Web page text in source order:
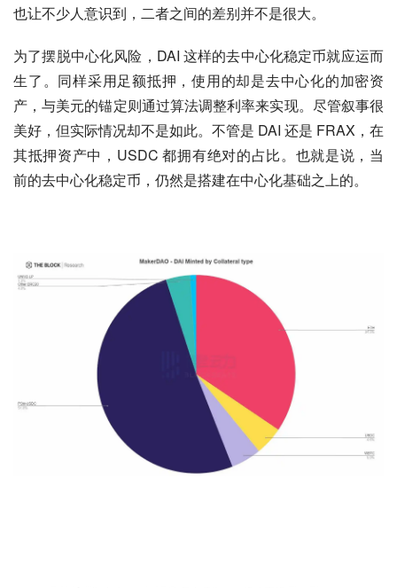
也让不少人意识到，二者之间的差别并不是很大。
为了摆脱中心化风险，DAI 这样的去中心化稳定币就应运而
生了。同样采用足额抵押，使用的却是去中心化的加密资
产，与美元的锚定则通过算法调整利率来实现。尽管叙事很
美好，但实际情况却不是如此。不管是 DAI 还是 FRAX，在
其抵押资产中，USDC 都拥有绝对的占比。也就是说，当
前的去中心化稳定币，仍然是搭建在中心化基础之上的。